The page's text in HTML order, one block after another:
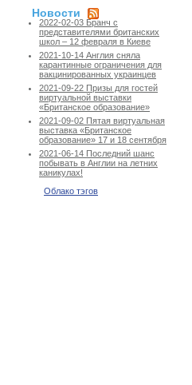
Новости
2022-02-03 Бранч с
представителями британских
школ – 12 февраля в Киеве
2021-10-14 Англия сняла
карантинные ограничения для
вакцинированных украинцев
2021-09-22 Призы для гостей
виртуальной выставки
«Британское образование»
2021-09-02 Пятая виртуальная
выставка «Британское
образование» 17 и 18 сентября
2021-06-14 Последний шанс
побывать в Англии на летних
каникулах!
Облако тэгов